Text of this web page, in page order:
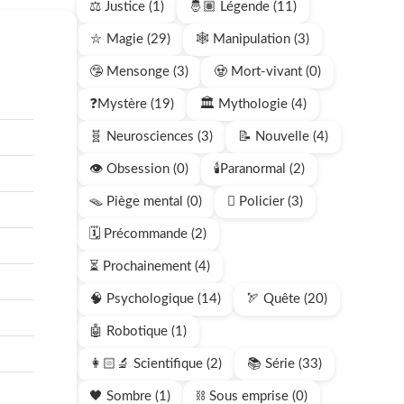
⚖️ Justice (1) 🤴🏽 Légende (11)
⛥ Magie (29) 🕸️ Manipulation (3)
🤥 Mensonge (3) 🧟 Mort-vivant (0)
❓Mystère (19) 🏛️ Mythologie (4)
🧬 Neurosciences (3) 📝 Nouvelle (4)
👁️ Obsession (0) 🕯️Paranormal (2)
🪤 Piège mental (0) 🫆 Policier (3)
🗓️ Précommande (2)
⏳ Prochainement (4)
🧠 Psychologique (14) 🏹 Quête (20)
🤖 Robotique (1)
👩🏻‍🔬 Scientifique (2) 📚 Série (33)
🖤 Sombre (1) ⛓️ Sous emprise (0)